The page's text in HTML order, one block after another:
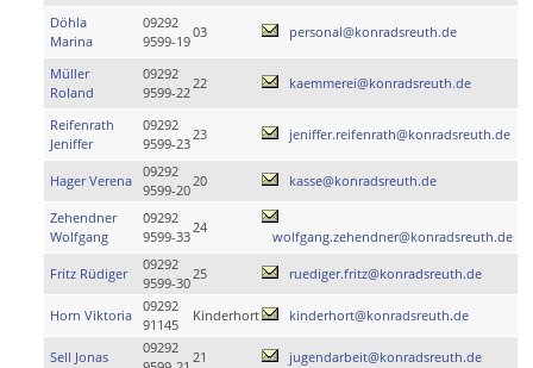
Döhla
Marina
09292
9599-19
03 personal@konradsreuth.de
Müller
Roland
09292
9599-22
22 kaemmerei@konradsreuth.de
Reifenrath
Jeniffer
09292
9599-23
23 jeniffer.reifenrath@konradsreuth.de
Hager Verena
09292
9599-20
20 kasse@konradsreuth.de
Zehendner
Wolfgang
09292
9599-33
24
wolfgang.zehendner@konradsreuth.de
Fritz Rüdiger
09292
9599-30
25 ruediger.fritz@konradsreuth.de
Horn Viktoria
09292
91145
Kinderhort kinderhort@konradsreuth.de
Sell Jonas
09292
21 jugendarbeit@konradsreuth.de